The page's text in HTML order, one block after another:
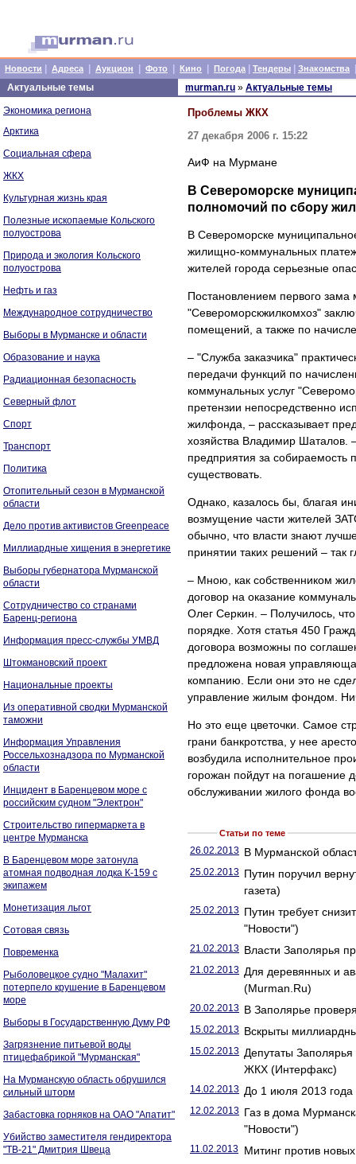
Новости Адреса Аукцион Фото Кино Погода Тендеры Знакомства
Актуальные темы
Экономика региона
Арктика
Социальная сфера
ЖКХ
Культурная жизнь края
Полезные ископаемые Кольского
полуострова
Природа и экология Кольского
полуострова
Нефть и газ
Международное сотрудничество
Выборы в Мурманске и области
Образование и наука
Радиационная безопасность
Северный флот
Спорт
Транспорт
Политика
Отопительный сезон в Мурманской
области
Дело против активистов Greenpeace
Миллиардные хищения в энергетике
Выборы губернатора Мурманской
области
Сотрудничество со странами
Баренц-региона
Информация пресс-службы УМВД
Штокмановский проект
Национальные проекты
Из оперативной сводки Мурманской
таможни
Информация Управления
Россельхознадзора по Мурманской
области
Инцидент в Баренцевом море с
российским судном "Электрон"
Строительство гипермаркета в
центре Мурманска
В Баренцевом море затонула
атомная подводная лодка К-159 с
экипажем
Монетизация льгот
Сотовая связь
Повременка
Рыболовецкое судно "Малахит"
потерпело крушение в Баренцевом
море
Выборы в Государственную Думу РФ
Загрязнение питьевой воды
птицефабрикой "Мурманская"
На Мурманскую область обрушился
сильный шторм
Забастовка горняков на ОАО "Апатит"
Убийство заместителя гендиректора
"ТВ-21" Дмитрия Швеца
murman.ru » Актуальные темы
Проблемы ЖКХ
27 декабря 2006 г. 15:22
АиФ на Мурмане
В Североморске
полномочий по сбору
В Североморске
жилищно-коммунальных
жителей города серьезные
Постановлением первого
"Североморскжилкомхоз"
помещений, а также по
– "Служба заказчика"
передачи функций по
коммунальных услуг
претензии непосредственно
жилфонда, – рассказывает
хозяйства Владимир Шаталов.
предприятия за собираемость
существовать.
Однако, казалось бы, благая
возмущение части жителей
обычно, что власти знают
принятии таких решений – так
– Мною, как собственником
договор на оказание
Олег Серкин. – Получилось,
порядке. Хотя статья 450
договора возможны по
предложена новая
компанию. Если они это не
управление жилым фондом.
Но это еще цветочки. Самое
грани банкротства, у нее
возбудила исполнительное
горожан пойдут на погашение
обслуживании жилого фонда
Статьи по теме
26.02.2013 В Мурманской
25.02.2013 Путин поручил
газета)
25.02.2013 Путин требует
"Новости")
21.02.2013 Власти Заполярья
21.02.2013 Для деревянных и
(Murman.Ru)
20.02.2013 В Заполярье
15.02.2013 Вскрыты
15.02.2013 Депутаты
ЖКХ (Интерфакс)
14.02.2013 До 1 июля 2013
12.02.2013 Газ в дома
"Новости")
11.02.2013 Митинг против